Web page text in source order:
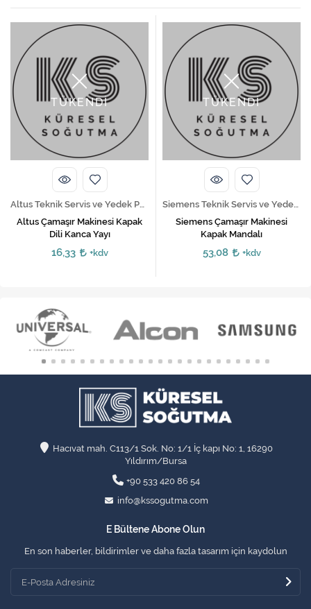
TÜKENDİ
Altus Teknik Servis ve Yedek Parça Hizmetleri
Altus Çamaşır Makinesi Kapak
Dili Kanca Yayı
16,33 +kdv
TÜKENDİ
Siemens Teknik Servis ve Yedek Parça Hizmetleri
Siemens Çamaşır Makinesi
Kapak Mandalı
53,08 +kdv
Hacıvat mah. C113/1 Sok. No: 1/1 İç kapı No: 1, 16290
Yıldırım/Bursa
+90 533 420 86 54
info@kssogutma.com
E Bültene Abone Olun
En son haberler, bildirimler ve daha fazla tasarım için kaydolun